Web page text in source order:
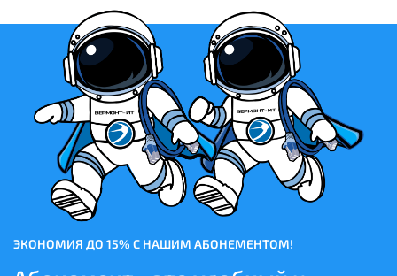
ЭКОНОМИЯ ДО 15% С НАШИМ АБОНЕМЕНТОМ!